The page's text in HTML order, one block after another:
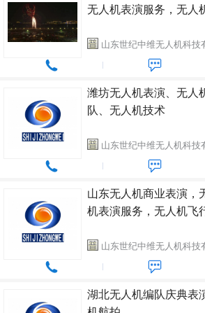
无人机表演服务，无人
山东世纪中维无人机科技
潍坊无人机表演、无人
队、无人机技术
山东世纪中维无人机科技
山东无人机商业表演，
机表演服务，无人机飞
山东世纪中维无人机科技
湖北无人机编队庆典表